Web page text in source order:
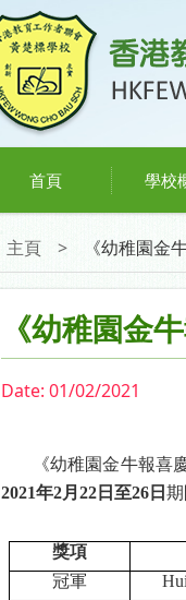
首頁 學校
主頁 > 《幼稚園金
《幼稚園金
Date: 01/02/2021
《幼稚園金牛報
2021年2月 22 日至26 日
獎項
冠軍